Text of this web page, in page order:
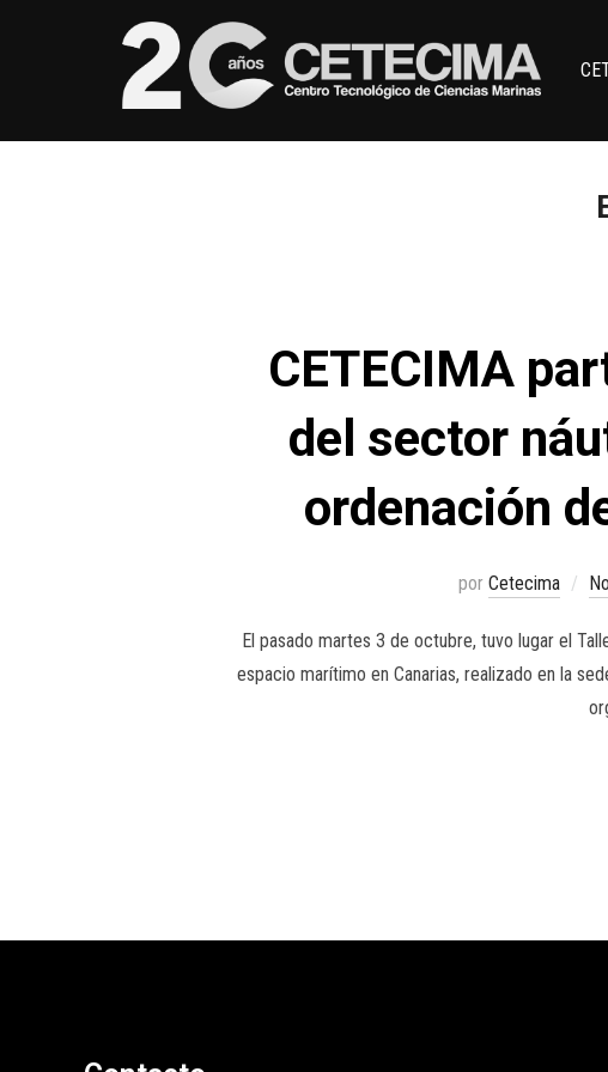
CETECIMA
del sector
ordenación
por Cetecima
El pasado martes 3 de octubre, tuvo lugar el
espacio marítimo en Canarias, realizado en la